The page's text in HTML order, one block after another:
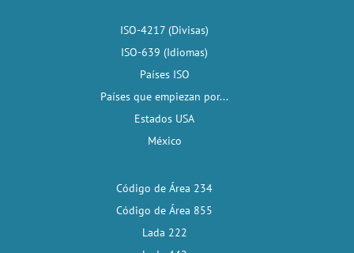
ISO-4217 (Divisas)
ISO-639 (Idiomas)
Países ISO
Países que empiezan por...
Estados USA
México
Código de Área 234
Código de Área 855
Lada 222